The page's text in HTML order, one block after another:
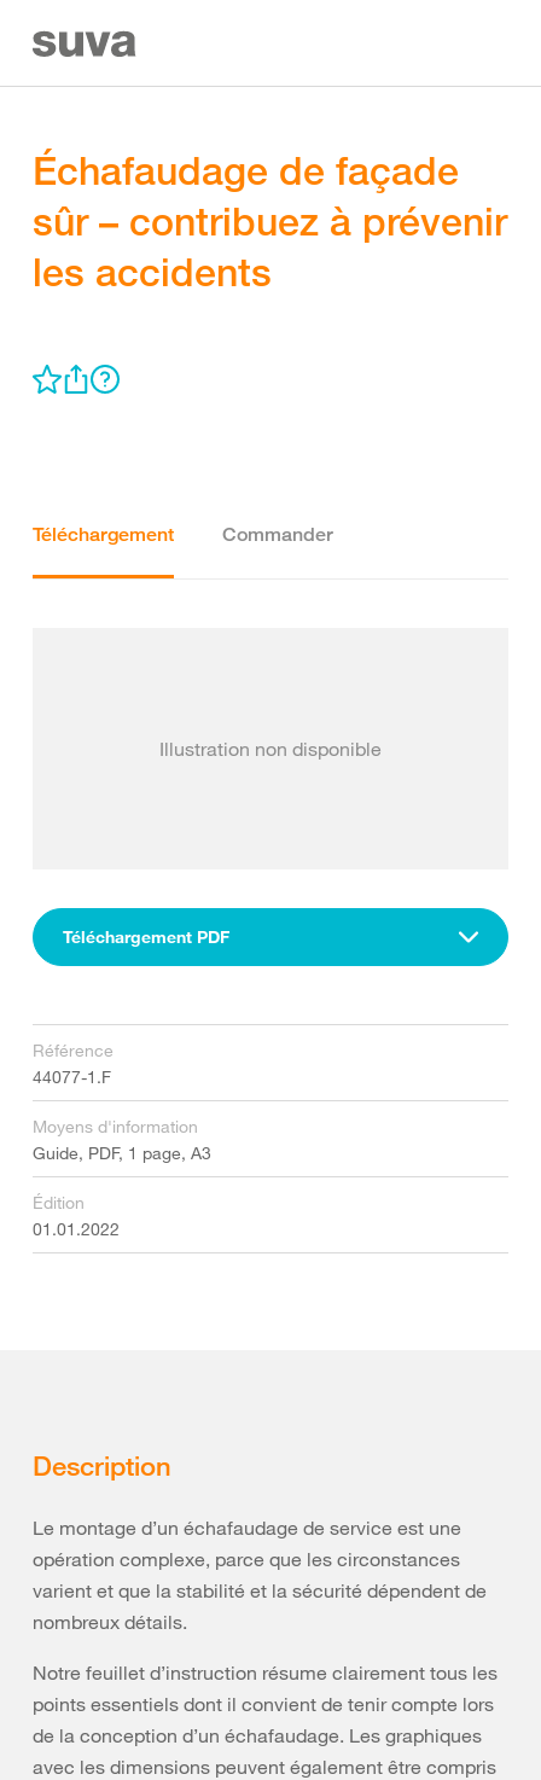
Échafaudage de façade
sûr – contribuez à prévenir
les accidents
Téléchargement Commander
Illustration non disponible
Téléchargement PDF
Référence
44077-1.F
Moyens d'information
Guide, PDF, 1 page, A3
Édition
01.01.2022
Description
Le montage d’un échafaudage de service est une
opération complexe, parce que les circonstances
varient et que la stabilité et la sécurité dépendent de
nombreux détails.
Notre feuillet d’instruction résume clairement tous les
points essentiels dont il convient de tenir compte lors
de la conception d’un échafaudage. Les graphiques
avec les dimensions peuvent également être compris